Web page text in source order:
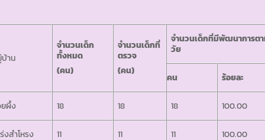
าน
จำนวนเด็ก
ทั้งหมด
(คน)
จำนวนเด็กที่
ตรวจ
(คน)
จำนวนเด็กที่มีพัฒนาการต
วัย
คน ร้อยละ
ผึ้ง 18 18 18 100.00
งสำโหรง 11 11 11 100.00